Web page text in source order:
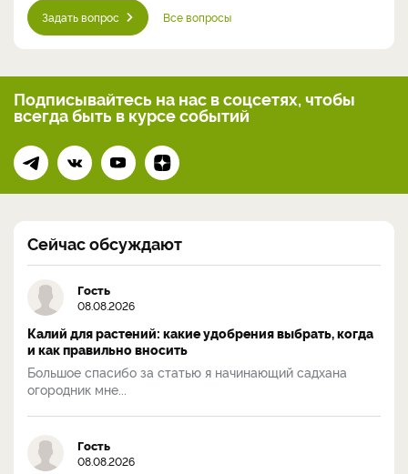
Задать вопрос Все вопросы
Подписывайтесь на нас в соцсетях, чтобы
всегдабыть в курсе событий
Сейчас обсуждают
Гость
08.08.2026
Калий для растений: какие удобрения выбрать, когда
и как правильно вносить
Большое спасибо за статью я начинающий садхана
огородник мне...
Гость
08.08.2026